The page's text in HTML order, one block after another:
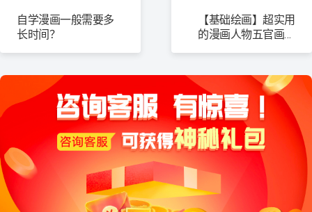
自学漫画一般需要多
长时间？
【基础绘画】超实用
的漫画人物五官画法